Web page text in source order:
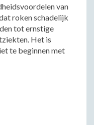
van
roken schadelijk
tot ernstige
Het is
te beginnen met